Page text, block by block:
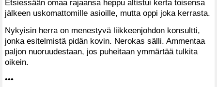
Etsiessään omaa rajaansa heppu altistui kerta toisensa
jälkeen uskomattomille asioille, mutta oppi joka kerrasta.
Nykyisin herra on menestyvä liikkeenjohdon konsultti,
jonka esitelmistä pidän kovin. Nerokas sälli. Ammentaa
paljon nuoruudestaan, jos puheitaan ymmärtää tulkita
oikein.
•••